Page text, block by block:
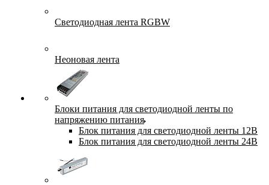
Светодиодная лента RGBW
Неоновая лента
Блоки питания для светодиодной ленты по
напряжению питания
Блок питания для светодиодной ленты 12В
Блок питания для светодиодной ленты 24В